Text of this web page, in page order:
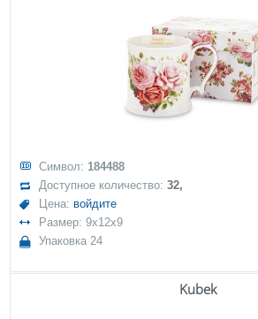
Символ: 184488
Доступное количество:32,
Цена: войдите
Размер: 9x12x9
Упаковка 24
Kubek